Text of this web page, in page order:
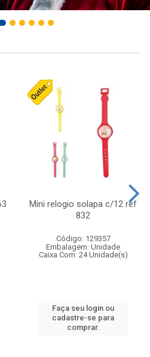
Mini relogio solapa c/12 ref
832
Código: 129357
Embalagem: Unidade
Caixa Com: 24 Unidade(s)
Faça seu login ou
cadastre-se para
comprar.